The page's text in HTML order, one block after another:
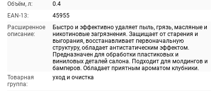
Объём, л:
0.4
EAN-13:
45955
Расширенное
описание:
Быстро и эффективно удаляет пыль, грязь, масляные и
никотиновые загрязнения. Защищает от старения и
выгорания, восстанавливает первоначальную
структуру, обладает антистатическим эффектом.
Предназначен для обработки пластиковых и
виниловых деталей салона. Подходит для молдингов и
бамперов. Обладает приятным ароматом клубники.
Товарная
группа:
уход и очистка